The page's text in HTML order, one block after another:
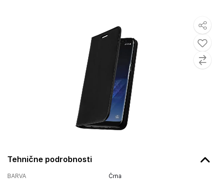
Tehnične podrobnosti
BARVA
Črna